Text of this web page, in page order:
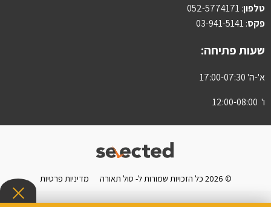
טלפון: 052-5774171
פקס: 03-941-5141
שעות פתיחה:
א'-ה' 17:00-07:30
ו' 12:00-08:00
© 2026 כל הזכויות שמורות ל- סול תאורה מדיניות פרטיות